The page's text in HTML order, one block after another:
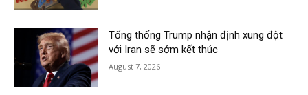
Tổng thống Trump nhận định xung đột
với Iran sẽ sớm kết thúc
August 7, 2026